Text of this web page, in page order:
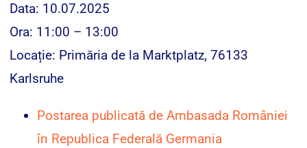
Data: 10.07.2025
Ora: 11:00 – 13:00
Locație: Primăria de la Marktplatz, 76133
Karlsruhe
Postarea publicată de Ambasada României
în Republica Federală Germania